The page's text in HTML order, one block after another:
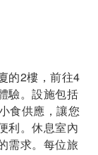
的2樓，前往4
驗。設施包括
食供應，讓您
利。休息室內
需求。每位旅